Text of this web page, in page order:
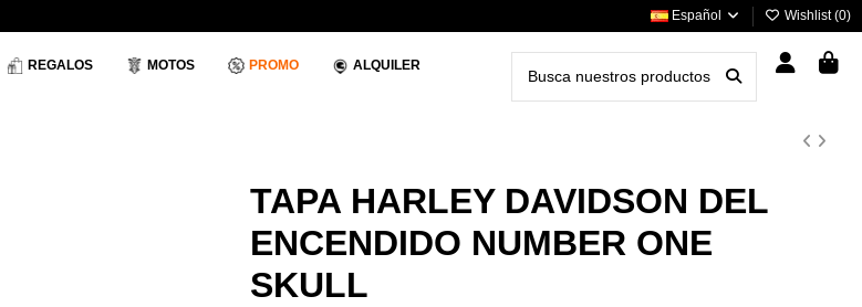
Español Wishlist (0)
REGALOS MOTOS PROMO ALQUILER
TAPA HARLEY DAVIDSON DEL
ENCENDIDO NUMBER ONE
SKULL